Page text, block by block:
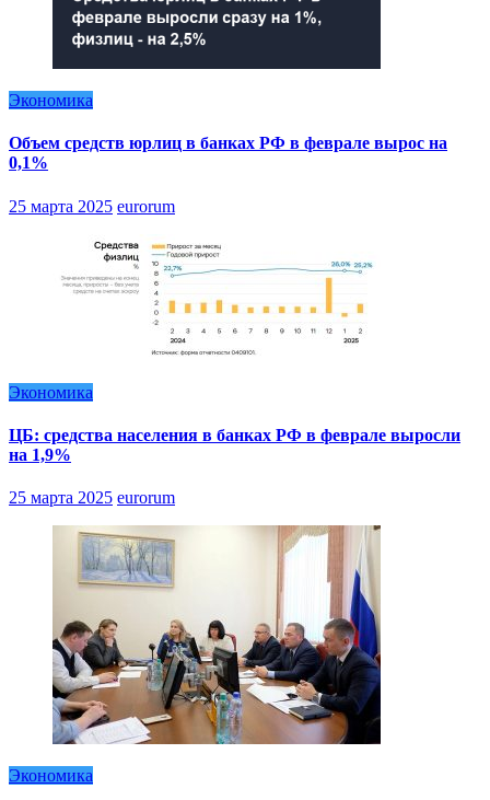
Экономика
Объем средств юрлиц в банках РФ в феврале вырос на
0,1%
25 марта 2025 eurorum
Экономика
ЦБ: средства населения в банках РФ в феврале выросли
на 1,9%
25 марта 2025 eurorum
Экономика